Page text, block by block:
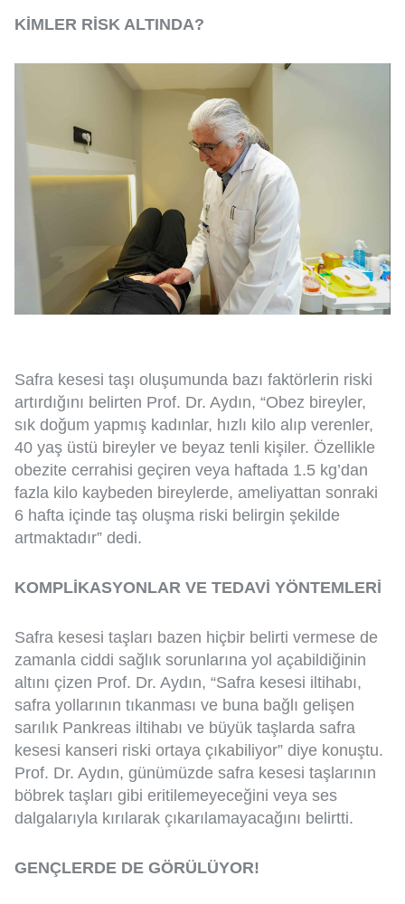
KİMLER RİSK ALTINDA?
Safra kesesi taşı oluşumunda bazı faktörlerin riski
artırdığını belirten Prof. Dr. Aydın, “Obez bireyler,
sık doğum yapmış kadınlar, hızlı kilo alıp verenler,
40 yaş üstü bireyler ve beyaz tenli kişiler. Özellikle
obezite cerrahisi geçiren veya haftada 1.5 kg’dan
fazla kilo kaybeden bireylerde, ameliyattan sonraki
6 hafta içinde taş oluşma riski belirgin şekilde
artmaktadır” dedi.
KOMPLİKASYONLAR VE TEDAVİ YÖNTEMLERİ
Safra kesesi taşları bazen hiçbir belirti vermese de
zamanla ciddi sağlık sorunlarına yol açabildiğinin
altını çizen Prof. Dr. Aydın, “Safra kesesi iltihabı,
safra yollarının tıkanması ve buna bağlı gelişen
sarılık Pankreas iltihabı ve büyük taşlarda safra
kesesi kanseri riski ortaya çıkabiliyor” diye konuştu.
Prof. Dr. Aydın, günümüzde safra kesesi taşlarının
böbrek taşları gibi eritilemeyeceğini veya ses
dalgalarıyla kırılarak çıkarılamayacağını belirtti.
GENÇLERDE DE GÖRÜLÜYOR!